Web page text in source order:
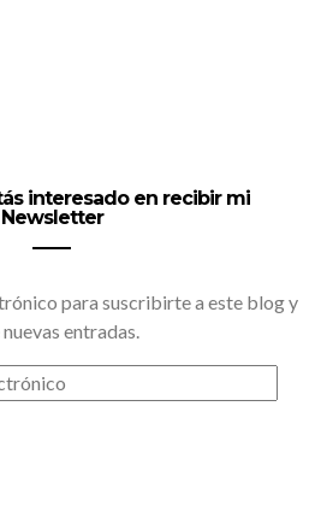
interesado en recibir mi
Newsletter
para suscribirte a este blog y
entradas.